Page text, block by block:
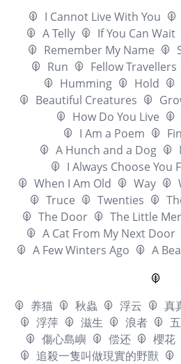
I Cannot Live With You
A Telly
If You Can Wait
Remember My Name
Run
Fellow Travellers
Humming
Hold
Beautiful Creatures
How Do You Live
I Am a Poem
A Hunch and a Dog
I Always Choose You
When I Am Old
Way
Truce
Twenties
The Door
The Little
A Cat From My Next Door
A Few Winters Ago
A
养猫 秋蟲 浮云 真
浮萍
滋生 浪者
傷心島嶼
偿还 櫻花
追殺一隻叫做現實的野獸